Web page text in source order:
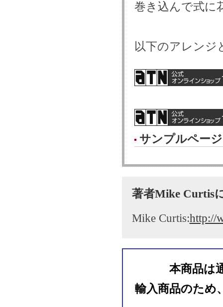
巻き込んで式に
以下のアレンジ
サンプルページ
著者Mike Curtis
Mike Curtis:http://
本商品は
輸入商品のため